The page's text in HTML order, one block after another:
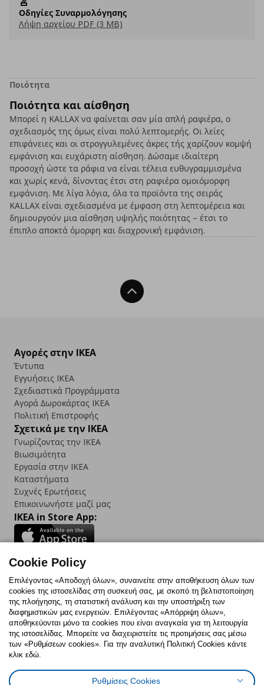
Οδηγίες Συναρμολόγησης
Λήψη αρχείου PDF (3 MB)
Ποιότητα
Ποιότητα και αίσθηση
Μπορεί η KALLAX να φαίνεται σαν μία απλή ραφιέρα, ο
σχεδιασμός της όμως είναι πολύ λεπτομερής. Οι λείες
επιφάνειες και οι στρογγυλεμένες άκρες τής χαρίζουν κομψή
εμφάνιση και ευχάριστη αίσθηση. Δώσαμε ιδιαίτερη
προσοχή ώστε τα ράφια να είναι τέλεια ευθυγραμμισμένα
και χωρίς κενά, δίνοντας έτσι στη ραφιέρα ομοιόμορφη
εμφάνιση. Με λίγα λόγια, όλα τα προϊόντα της σειράς
KALLAX είναι σχεδιασμένα με έμφαση στη λεπτομέρεια και
δημιουργούν μια αίσθηση υψηλής ποιότητας – έτσι το
έπιπλο αποκτά όμορφη και διαχρονική εμφάνιση.
Back To Top
Αγορές στην IKEA
Έντυπα
Εγγυήσεις IKEA
Σχεδιαστικά Προγράμματα
Αγορά Δωρoκάρτας IKEA
Πολιτική Επιστροφής
Σχετικά με την IKEA
Γνωρίζοντας την IKEA
Βιωσιμότητα
Εργασία στην IKEA
Καταστήματα
Συχνές Ερωτήσεις
Επικοινωνήστε μαζί μας
IKEA in Store App:
Follow us:
FacebookInstagram
TikTokYoutubePinterestTwitter
Πολιτική CookiesΔήλωση ψηφιακής προσβασιμότητας
Ρυθμίσεις cookiesΌροι Χρήσης
Cookie Policy
Επιλέγοντας «Αποδοχή όλων», συναινείτε στην αποθήκευση όλων των
cookies της ιστοσελίδας στη συσκευή σας, με σκοπό τη βελτιστοποίηση
της πλοήγησης, τη στατιστική ανάλυση και την υποστήριξη των
διαφημιστικών μας ενεργειών. Επιλέγοντας «Απόρριψη όλων»,
αποθηκεύονται μόνο τα cookies που είναι αναγκαία για τη λειτουργία
της ιστοσελίδας. Μπορείτε να διαχειριστείτε τις προτιμήσεις σας μέσω
των «Ρυθμίσεων cookies». Για την αναλυτική Πολιτική Cookies κάντε
κλικ εδώ.
Ρυθμίσεις Cookies